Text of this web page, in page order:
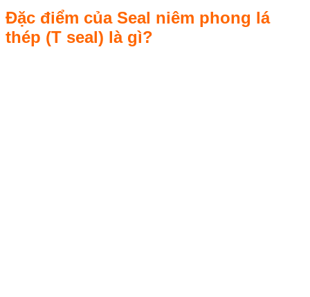
Đặc điểm của Seal niêm phong lá
thép (T seal) là gì?